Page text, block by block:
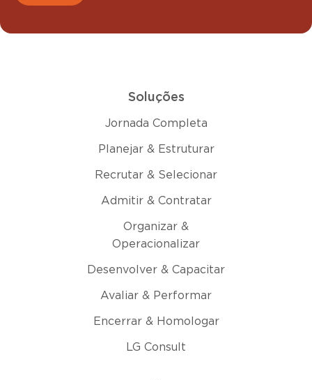
Soluções
Jornada Completa
Planejar & Estruturar
Recrutar & Selecionar
Admitir & Contratar
Organizar &
Operacionalizar
Desenvolver & Capacitar
Avaliar & Performar
Encerrar & Homologar
LG Consult